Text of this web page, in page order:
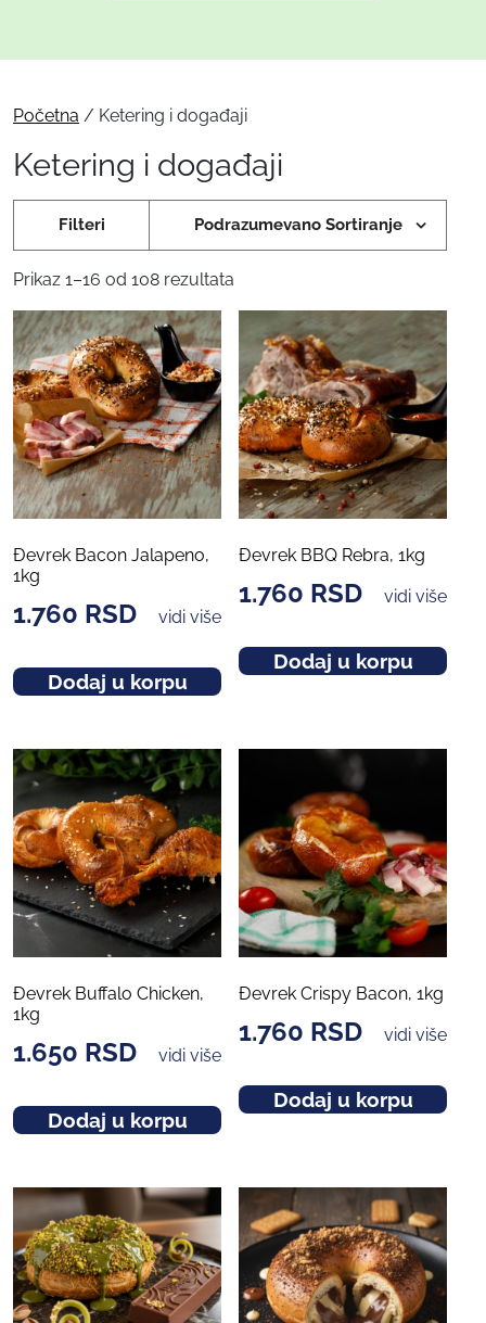
Početna / Ketering i događaji
Ketering i događaji
Filteri Podrazumevano Sortiranje
Prikaz 1–16 od 108 rezultata
Đevrek Bacon Jalapeno,
1kg
1.760 RSD vidi više
Dodaj u korpu
Đevrek BBQ Rebra, 1kg
1.760 RSD vidi više
Dodaj u korpu
Đevrek Buffalo Chicken,
1kg
1.650 RSD vidi više
Dodaj u korpu
Đevrek Crispy Bacon, 1kg
1.760 RSD vidi više
Dodaj u korpu